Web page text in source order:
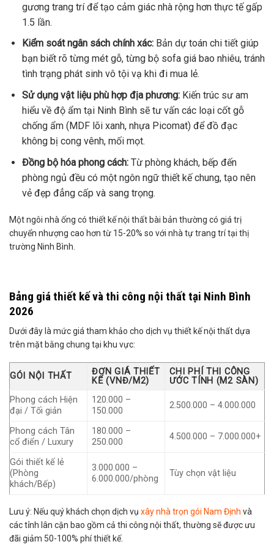
gương trang trí để tạo cảm giác nhà rộng hơn thực tế gấp
1.5 lần.
Kiểm soát ngân sách chính xác:Bản dự toán chi tiết giúp
bạn biết rõ từng mét gỗ, từng bộ sofa giá bao nhiêu, tránh
tình trạng phát sinh vô tội vạ khi đi mua lẻ.
Sử dụng vật liệu phù hợp địa phương:Kiến trúc sư am
hiểu về độ ẩm tại Ninh Bình sẽ tư vấn các loại cốt gỗ
chống ẩm (MDF lõi xanh, nhựa Picomat) để đồ đạc
không bị cong vênh, mối mọt.
Đồng bộ hóa phong cách:Từ phòng khách, bếp đến
phòng ngủ đều có một ngôn ngữ thiết kế chung, tạo nên
vẻ đẹp đẳng cấp và sang trọng.
Một ngôi nhà ống có thiết kế nội thất bài bản thường có giá trị
chuyển nhượng cao hơn từ 15-20% so với nhà tự trang trí tại thị
trường Ninh Bình.
Bảng giá thiết kế và thi công nội thất tại Ninh Bình
2026
Dưới đây là mức giá tham khảo cho dịch vụ thiết kế nội thất dựa
trên mặt bằng chung tại khu vực:
GÓI NỘI THẤT
ĐƠN GIÁ THIẾT
KẾ (VNĐ/M2)
CHI PHÍ THI CÔNG
ƯỚC TÍNH (M2 SÀN)
Phong cách Hiện
đại / Tối giản
120.000 –
150.000
2.500.000 – 4.000.000
Phong cách Tân
cổ điển / Luxury
180.000 –
250.000
4.500.000 – 7.000.000+
Gói thiết kế lẻ
(Phòng
khách/Bếp)
3.000.000 –
6.000.000/phòng
Tùy chọn vật liệu
Lưu ý: Nếu quý khách chọn dịch vụ xây nhà trọn gói Nam Định và
các tỉnh lân cận bao gồm cả thi công nội thất, thường sẽ được ưu
đãi giảm 50-100% phí thiết kế.